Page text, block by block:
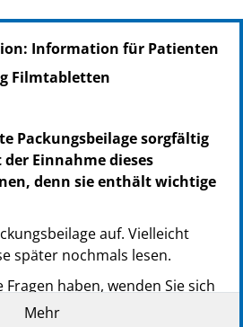
Information für Patienten
Filmtabletten
Packungsbeilage sorgfältig
Einnahme dieses
denn sie enthält wichtige
auf. Vielleicht
später nochmals lesen.
Fragen haben, wenden Sie sich
Apotheker.
Mehr